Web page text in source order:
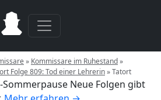
» Kommissare im Ruhestand»
Folge 809: Tod einer Lehrerin»Tatort
Neue Folgen gibt